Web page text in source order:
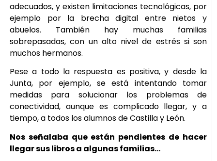
adecuados, y existen limitaciones tecnológicas, por
ejemplo por la brecha digital entre nietos y
abuelos. También hay muchas familias
sobrepasadas, con un alto nivel de estrés si son
muchos hermanos.
Pese a todo la respuesta es positiva, y desde la
Junta, por ejemplo, se está intentando tomar
medidas para solucionar los problemas de
conectividad, aunque es complicado llegar, y a
tiempo, a todos los alumnos de Castilla y León.
Nos señalaba que están pendientes de hacer
llegar sus libros a algunas familias…